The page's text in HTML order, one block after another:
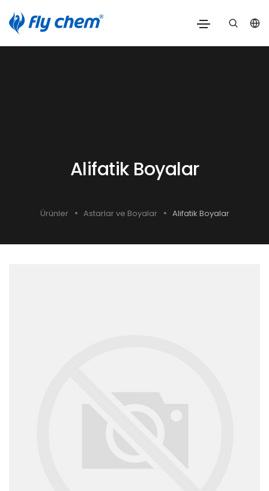
Alifatik Boyalar
Ürünler Astarlar ve Boyalar Alifatik Boyalar